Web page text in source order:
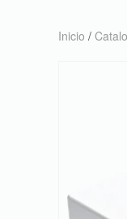
Inicio /